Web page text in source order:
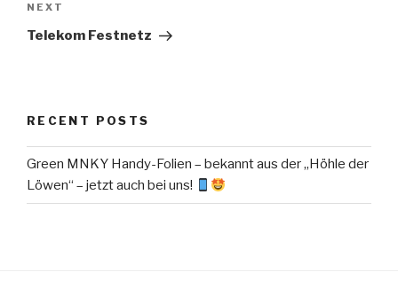
Next
Post
NEXT
Telekom Festnetz
RECENT POSTS
Green MNKY Handy-Folien – bekannt aus der „Höhle der
Löwen“ – jetzt auch bei uns!